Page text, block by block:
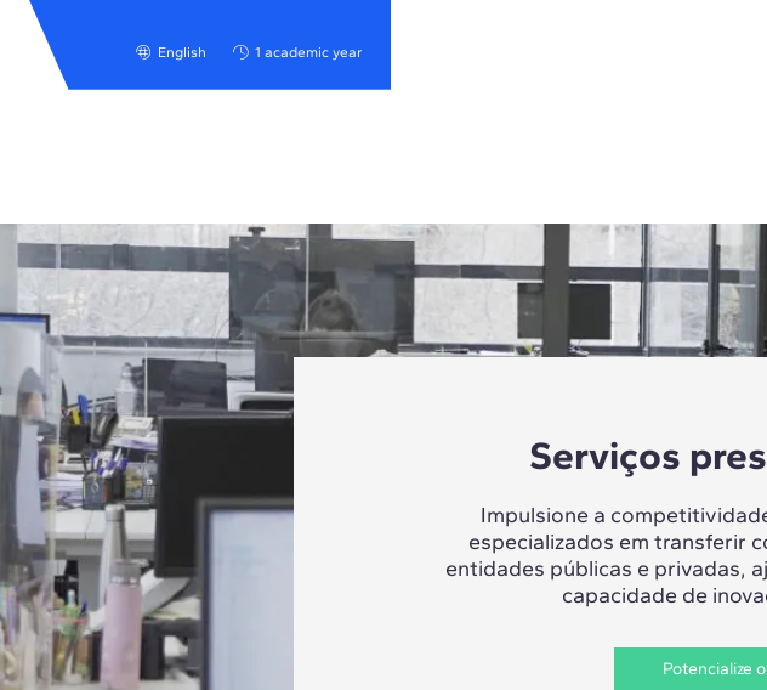
English 1 academic year
Serviços
Impulsione a
especializados em transferir
entidades públicas e privadas,
capacidade de
Potencialize